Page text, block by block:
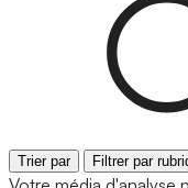
Trier par Filtrer par